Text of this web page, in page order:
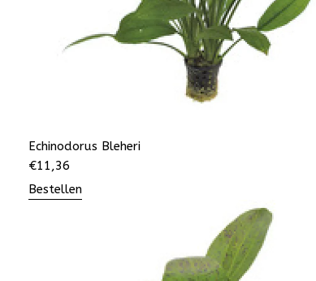
Echinodorus Bleheri
€11,36
Bestellen